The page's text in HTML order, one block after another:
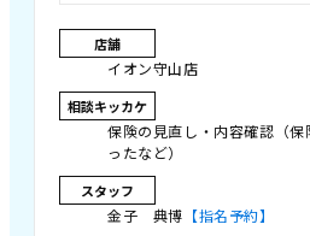
店舗
イオン守山店
相談キッカケ
保険の見直し・内容確認（
ったなど）
スタッフ
金子 典博 【指名予約】